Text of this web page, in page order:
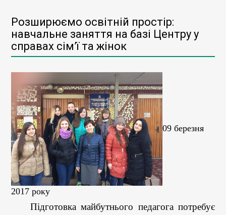
Розширюємо освітній простір:
навчальне заняття на базі Центру у
справах сім’ї та жінок
09 березня
2017 року
Підготовка майбутнього педагога потребує